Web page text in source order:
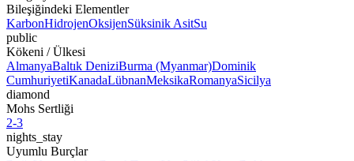
Bileşiğindeki Elementler
KarbonHidrojenOksijenSüksinik AsitSu
public
Kökeni / Ülkesi
AlmanyaBaltık DeniziBurma (Myanmar)Dominik
CumhuriyetiKanadaLübnanMeksikaRomanyaSicilya
diamond
Mohs Sertliği
2-3
nights_stay
Uyumlu Burçlar